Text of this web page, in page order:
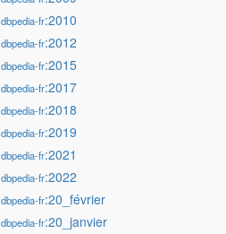
dbpedia-fr:2010
dbpedia-fr:2012
dbpedia-fr:2015
dbpedia-fr:2017
dbpedia-fr:2018
dbpedia-fr:2019
dbpedia-fr:2021
dbpedia-fr:2022
dbpedia-fr:20_février
dbpedia-fr:20_janvier